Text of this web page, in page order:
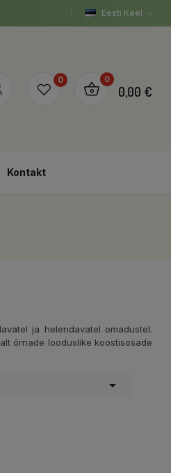
Eesti Keel
0 0
0,00 €
Kontakt
ja helendavatel omadustel.
õrnade looduslike koostisosade
